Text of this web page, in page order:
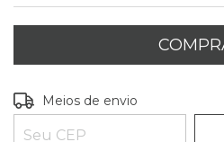
Entregas para o CEP:
Meios de envio